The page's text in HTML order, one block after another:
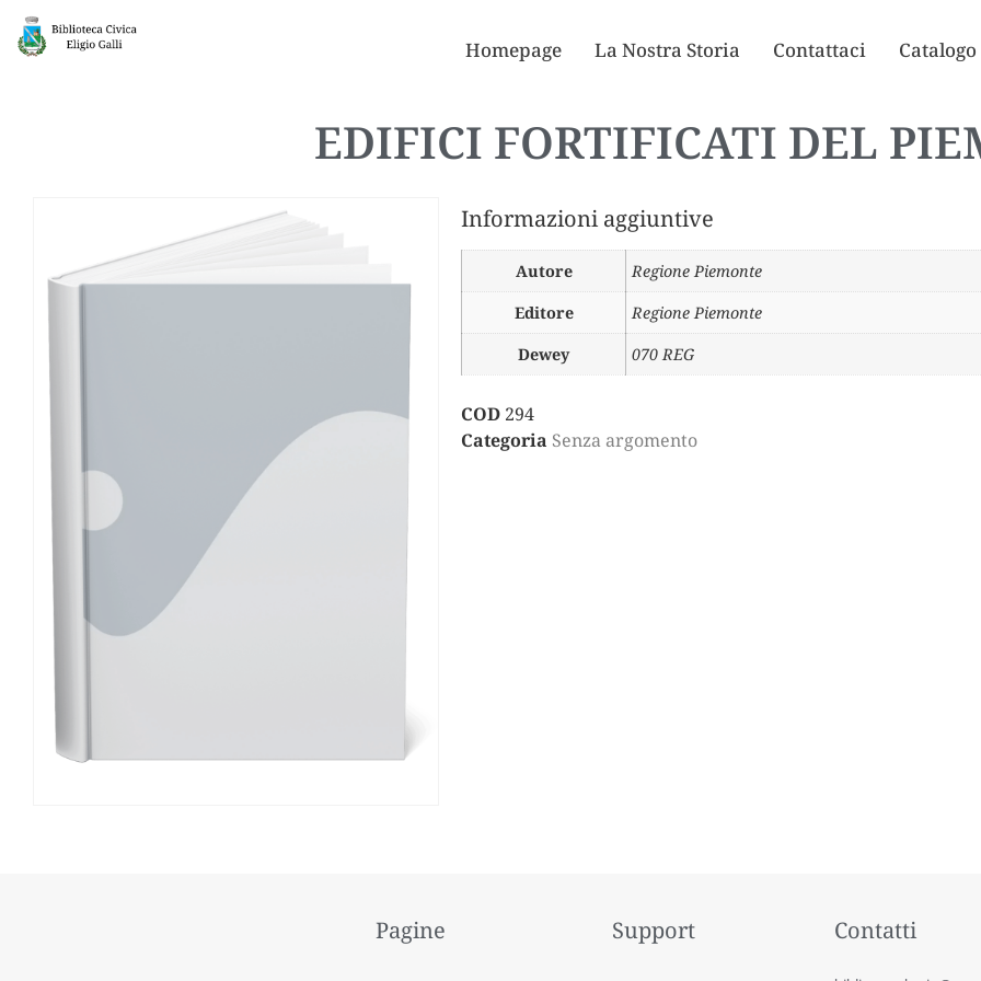
Homepage La Nostra Storia Contattaci Catalogo
EDIFICI FORTIFICATI DEL
Informazioni aggiuntive
Autore
Regione Piemonte
Editore
Regione Piemonte
Dewey
070 REG
COD 294
Categoria Senza argomento
Pagine Support Contatti